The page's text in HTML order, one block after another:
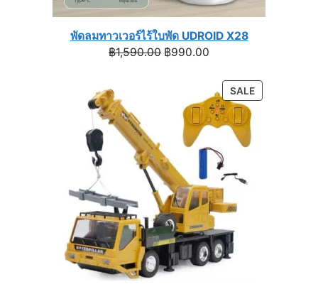
พัดลมทาวเวอร์ไร้ใบพัด UDROID X28
฿1,590.00 Original
฿1,590.00.
฿990.00
฿990.00.
SALEPRODUCT
ON